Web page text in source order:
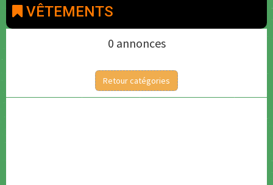
VÊTEMENTS
0 annonces
Retour catégories